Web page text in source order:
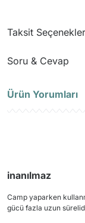
Taksit
Soru & Cevap
Ürün Yorumları
inanılmaz
Camp yaparken
gücü fazla uzun